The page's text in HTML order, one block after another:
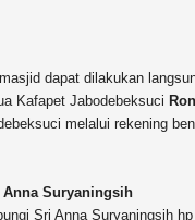
dapat dilakukan
Kafapet Jabodebeksuci
melalui rekening
Anna Suryaningsih
Sri Anna Suryaningsih hp